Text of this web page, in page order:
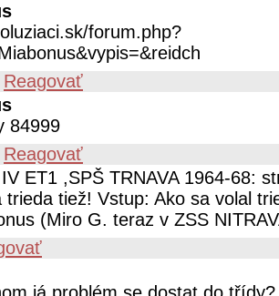
forum.php?
Reagovať
84999
Reagovať
ET1 ,SPŠ TRNAVA 1964-68:
trieda tiež! Vstup: Ako sa volal
(Miro G. teraz v ZSS